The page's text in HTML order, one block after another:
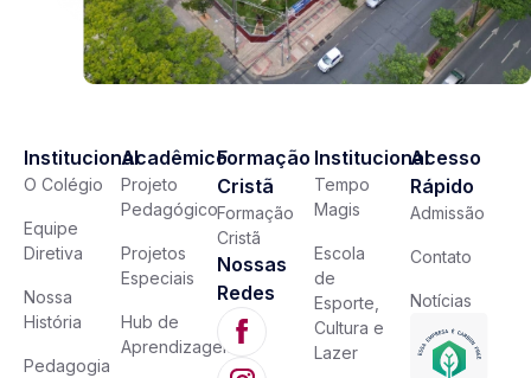
Institucional
O Colégio
Equipe
Diretiva
Nossa
História
Pedagogia
Acadêmico
Projeto
Pedagógico
Projetos
Especiais
Hub de
Aprendizagem
Formação
Cristã
Formação
Cristã
Nossas
Redes
Institucional
Tempo
Magis
Escola
de
Esporte,
Cultura e
Lazer
Acesso
Rápido
Admissão
Contato
Notícias